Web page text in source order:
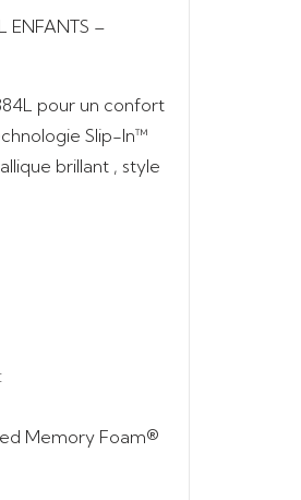
ENFANTS –
pour un confort
Slip-In™
brillant, style
:
Memory Foam®